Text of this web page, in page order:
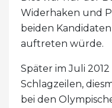
Widerhaken und
beiden
auftreten würde.
Später im Juli
Schlagzeilen,
bei den